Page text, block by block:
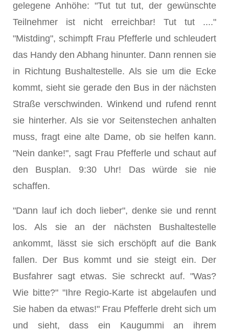
gelegene Anhöhe: "Tut tut tut, der gewünschte
Teilnehmer ist nicht erreichbar! Tut tut ...."
"Mistding", schimpft Frau Pfefferle und schleudert
das Handy den Abhang hinunter. Dann rennen sie
in Richtung Bushaltestelle. Als sie um die Ecke
kommt, sieht sie gerade den Bus in der nächsten
Straße verschwinden. Winkend und rufend rennt
sie hinterher. Als sie vor Seitenstechen anhalten
muss, fragt eine alte Dame, ob sie helfen kann.
"Nein danke!", sagt Frau Pfefferle und schaut auf
den Busplan. 9:30 Uhr! Das würde sie nie
schaffen.
"Dann lauf ich doch lieber", denke sie und rennt
los. Als sie an der nächsten Bushaltestelle
ankommt, lässt sie sich erschöpft auf die Bank
fallen. Der Bus kommt und sie steigt ein. Der
Busfahrer sagt etwas. Sie schreckt auf. "Was?
Wie bitte?" "Ihre Regio-Karte ist abgelaufen und
Sie haben da etwas!" Frau Pfefferle dreht sich um
und sieht, dass ein Kaugummi an ihrem